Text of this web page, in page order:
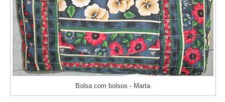
Bolsa com bolsos - Marta